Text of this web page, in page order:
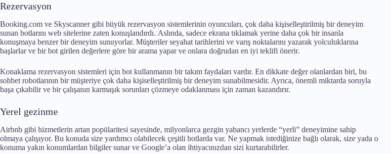
Rezervasyon
Booking.com ve Skyscanner gibi büyük rezervasyon sistemlerinin oyuncuları, çok daha kişiselleştirilmiş bir deneyim
sunan botlarını web sitelerine zaten konuşlandırdı. Aslında, sadece ekrana tıklamak yerine daha çok bir insanla
konuşmaya benzer bir deneyim sunuyorlar. Müşteriler seyahat tarihlerini ve varış noktalarını yazarak yolculuklarına
başlarlar ve bir bot girilen değerlere göre bir arama yapar ve onlara doğrudan en iyi teklifi önerir.
Konaklama rezervasyon sistemleri için bot kullanmanın bir takım faydaları vardır. En dikkate değer olanlardan biri, bu
sohbet robotlarının bir müşteriye çok daha kişiselleştirilmiş bir deneyim sunabilmesidir. Ayrıca, önemli miktarda soruyla
başa çıkabilir ve bir çalışanın karmaşık sorunları çözmeye odaklanması için zaman kazandırır.
Yerel gezinme
Airbnb gibi hizmetlerin artan popülaritesi sayesinde, milyonlarca gezgin yabancı yerlerde “yerli” deneyimine sahip
olmaya çalışıyor. Bu konuda size yardımcı olabilecek çeşitli botlarda var. Ne yapmak istediğinize bağlı olarak, size yada o
konuma yakın konumlardan bilgiler sunar ve Google’a olan ihtiyacınızdan sizi kurtarabilirler.